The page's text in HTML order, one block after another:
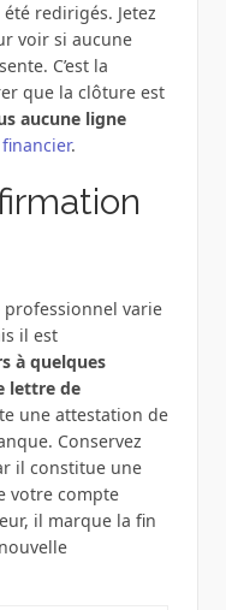
redirigés. Jetez
voir si aucune
C’est la
que la clôture est
aucune ligne
.
professionnel varie
il est
à quelques
lettre de
une attestation de
Conservez
il constitue une
votre compte
il marque la fin